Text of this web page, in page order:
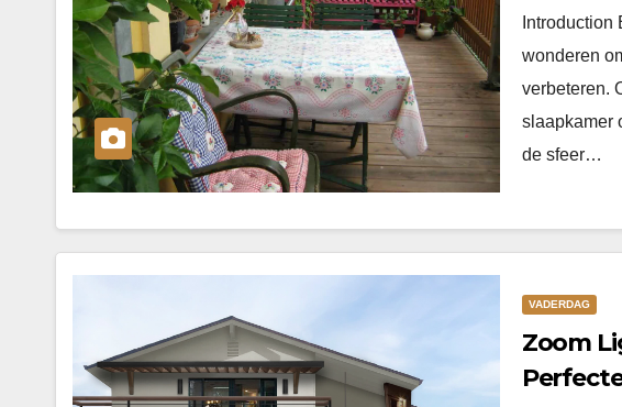
wonderen
verbeteren.
slaapkamer
de sfeer…
VADERDAG
Zoom